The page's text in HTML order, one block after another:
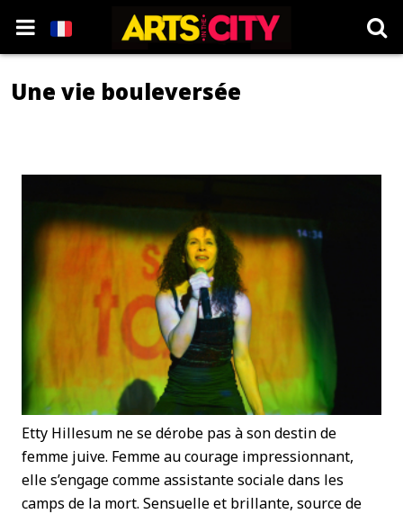
Une vie bouleversée
Etty Hillesum ne se dérobe pas à son destin de
femme juive. Femme au courage impressionnant,
elle s’engage comme assistante sociale dans les
camps de la mort. Sensuelle et brillante, source de